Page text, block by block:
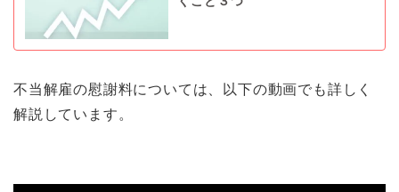
不当解雇の慰謝料については、以下の動画でも詳しく
解説しています。